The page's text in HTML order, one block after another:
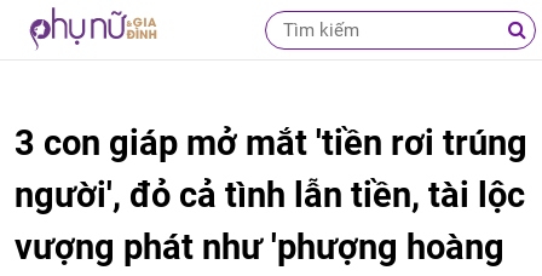
3 con giáp mở mắt 'tiền rơi trúng
người', đỏ cả tình lẫn tiền, tài lộc
vượng phát như 'phượng hoàng